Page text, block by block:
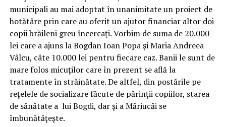
municipali au mai adoptat în unanimitate un proiect de
hotătâre prin care au oferit un ajutor financiar altor doi
copii brăileni greu încercaţi. Vorbim de suma de 20.000
lei care a ajuns la Bogdan Ioan Popa şi Maria Andreea
Vâlcu, câte 10.000 lei pentru fiecare caz. Banii le sunt de
mare folos micuţilor care în prezent se află la
tratamente în străinătate. De altfel, din postările pe
reţelele de socializare făcute de părinţii copiilor, starea
de sănătate a lui Bogdi, dar şi a Măriucăi se
îmbunătăţeşte.